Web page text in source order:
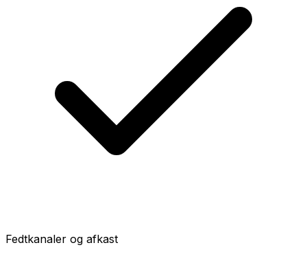
Fedtkanaler og afkast